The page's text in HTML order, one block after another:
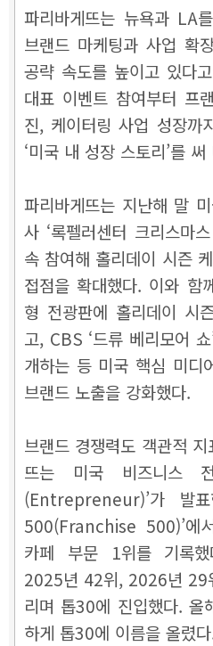
파리바게뜨는 뉴욕과 LA
브랜드 마케팅과 사업 확
공략 속도를 높이고 있다
대표 이벤트 참여부터 프
진, 케이터링 사업 성장까
‘미국 내 성장 스토리’를
파리바게뜨는 지난해 말
사 ‘록펠러센터 크리스마
속 참여해 홀리데이 시즌
접점을 확대했다. 이와 함
형 전광판에 홀리데이 시
고, CBS ‘드류 베리모어
개하는 등 미국 핵심 미디
브랜드 노출을 강화했다.
브랜드 경쟁력도 객관적
뜨는 미국 비즈니스 전
(Entrepreneur)’가 발
500(Franchise 500)’에
카페 부문 1위를 기록
2025년 42위, 2026년 29
리며 톱30에 진입했다. 올
하게 톱30에 이름을 올렸